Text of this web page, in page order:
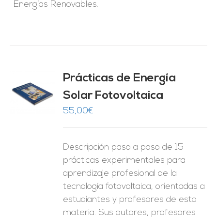
Energías Renovables.
Prácticas de Energía
Solar Fotovoltaica
55,00€
Descripción paso a paso de 15
prácticas experimentales para
aprendizaje profesional de la
tecnología fotovoltaica, orientadas a
estudiantes y profesores de esta
materia. Sus autores, profesores